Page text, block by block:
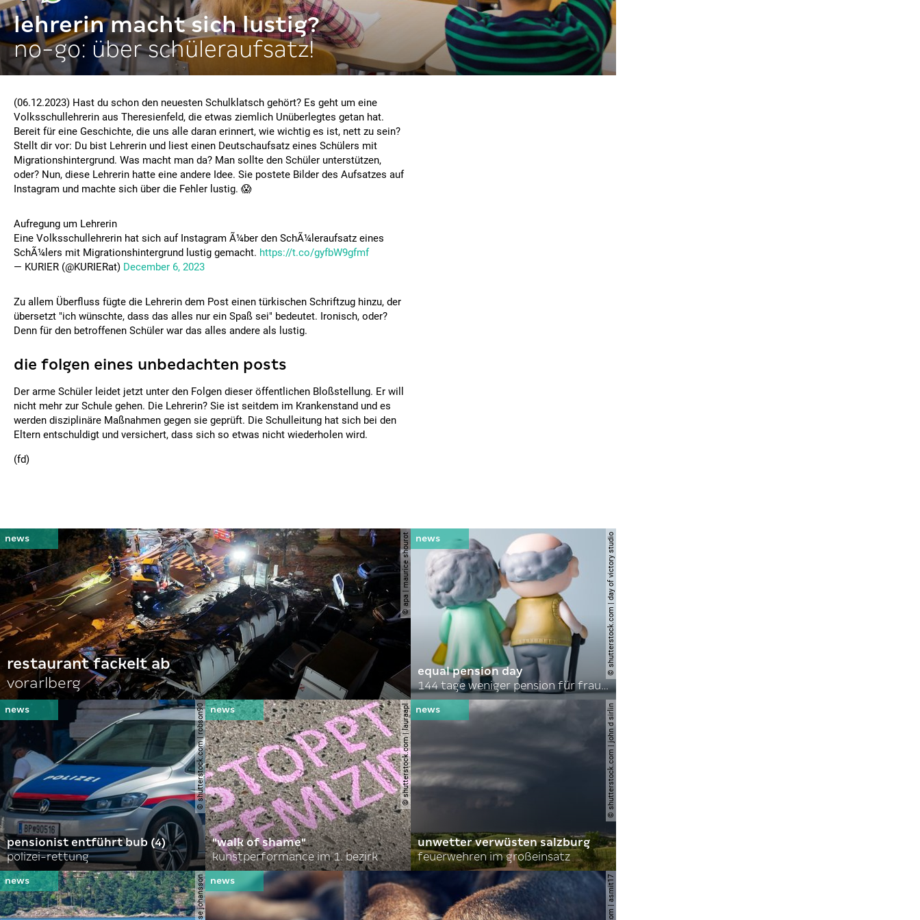
lehrerin macht sich lustig?
no-go: über schüleraufsatz!
(06.12.2023) Hast du schon den neuesten Schulklatsch gehört? Es geht um eine
Volksschullehrerin aus Theresienfeld, die etwas ziemlich Unüberlegtes getan hat.
Bereit für eine Geschichte, die uns alle daran erinnert, wie wichtig es ist, nett zu sein?
Stellt dir vor: Du bist Lehrerin und liest einen Deutschaufsatz eines Schülers mit
Migrationshintergrund. Was macht man da? Man sollte den Schüler unterstützen,
oder? Nun, diese Lehrerin hatte eine andere Idee. Sie postete Bilder des Aufsatzes auf
Instagram und machte sich über die Fehler lustig. 😱
Aufregung um Lehrerin
Eine Volksschullehrerin hat sich auf Instagram Ã¼ber den SchÃ¼leraufsatz eines
SchÃ¼lers mit Migrationshintergrund lustig gemacht. https://t.co/gyfbW9gfmf
— KURIER (@KURIERat) December 6, 2023
Zu allem Überfluss fügte die Lehrerin dem Post einen türkischen Schriftzug hinzu, der
übersetzt "ich wünschte, dass das alles nur ein Spaß sei" bedeutet. Ironisch, oder?
Denn für den betroffenen Schüler war das alles andere als lustig.
die folgen eines unbedachten posts
Der arme Schüler leidet jetzt unter den Folgen dieser öffentlichen Bloßstellung. Er will
nicht mehr zur Schule gehen. Die Lehrerin? Sie ist seitdem im Krankenstand und es
werden disziplinäre Maßnahmen gegen sie geprüft. Die Schulleitung hat sich bei den
Eltern entschuldigt und versichert, dass sich so etwas nicht wiederholen wird.
(fd)
© apa | maurice shourot
restaurant fackelt ab
vorarlberg
© shutterstock.com | day of victory studio
equal pension day
144 tage weniger pension für frauen
© shutterstock.com | robson90
pensionist entführt bub (4)
polizei-rettung
© shutterstock.com | lauraapl
"walk of shame"
kunstperformance im 1. bezirk
© shutterstock.com | john d sirlin
unwetter verwüsten salzburg
feuerwehren im großeinsatz